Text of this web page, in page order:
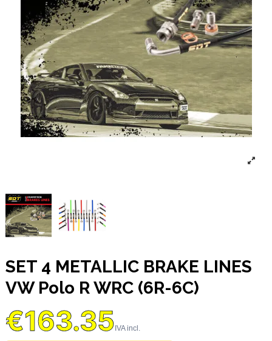
SET 4 METALLIC BRAKE LINES
VW Polo R WRC (6R-6C)
€163.35